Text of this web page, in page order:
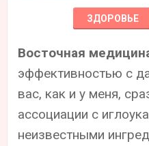
ЗДОРОВЬЕ
Восточная
эффективностью с
вас, как и у меня,
ассоциации с
неизвестными